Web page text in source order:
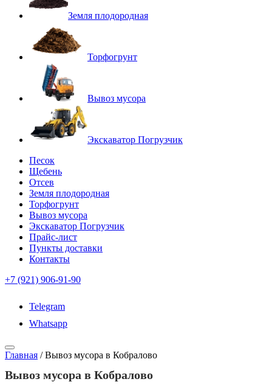
Земля плодородная
Торфогрунт
Вывоз мусора
Экскаватор Погрузчик
Песок
Щебень
Отсев
Земля плодородная
Торфогрунт
Вывоз мусора
Экскаватор Погрузчик
Прайс-лист
Пункты доставки
Контакты
+7 (921) 906-91-90
Telegram
Whatsapp
Главная /Вывоз мусора в Кобралово
Вывоз мусора в Кобралово